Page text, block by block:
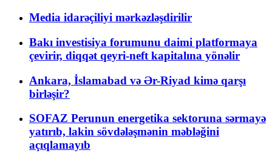
Media idarəçiliyi mərkəzləşdirilir
Bakı investisiya forumunu daimi platformaya
çevirir, diqqət qeyri-neft kapitalına yönəlir
Ankara, İslamabad və Ər-Riyad kimə qarşı
birləşir?
SOFAZ Perunun energetika sektoruna sərmayə
yatırıb, lakin sövdələşmənin məbləğini
açıqlamayıb